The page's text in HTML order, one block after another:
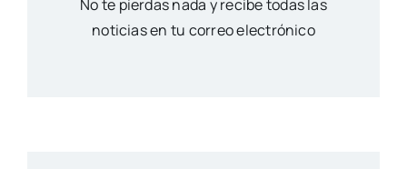
No te pierdas nada y recibe todas las
noticias en tu correo electrónico